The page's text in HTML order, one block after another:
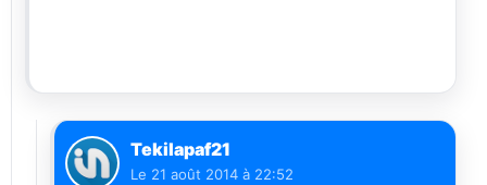
Tekilapaf21
Le 21 août 2014 à 22:52